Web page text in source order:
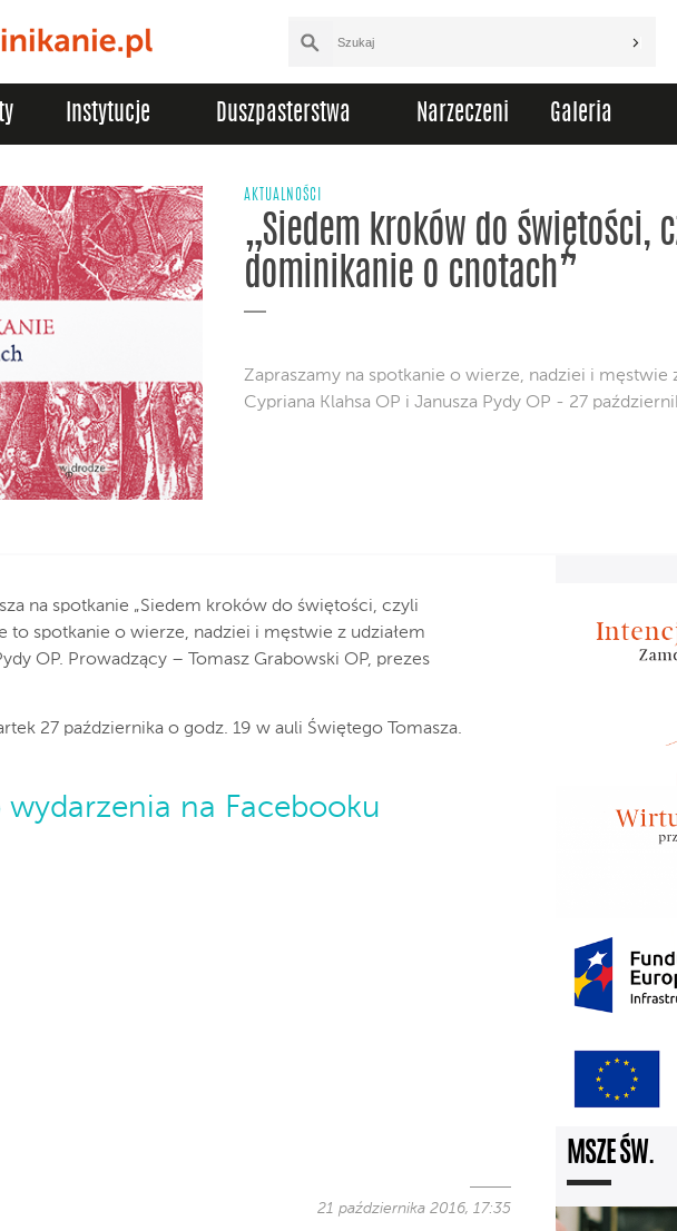
Instytucje Duszpasterstwa Narzeczeni Galeria
AKTUALNOŚCI
„Siedem kroków do świętości,
dominikanie o cnotach”
Zapraszamy na spotkanie o wierze, nadziei i męstwie
Cypriana Klahsa OP i Janusza Pydy OP - 27
na spotkanie „Siedem kroków do świętości, czyli
to spotkanie o wierze, nadziei i męstwie z udziałem
OP. Prowadzący – Tomasz Grabowski OP, prezes
27 października o godz. 19 w auli Świętego Tomasza.
wydarzenia na Facebooku
21 października 2016, 17:35
MSZE ŚW.